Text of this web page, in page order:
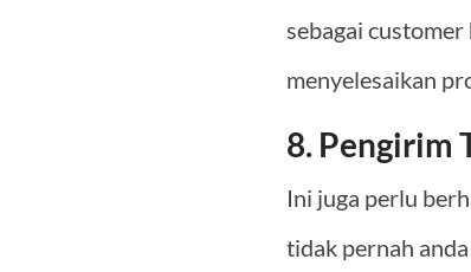
sebagai
menyelesaikan
8. Pengirim
Ini juga perlu
tidak pernah